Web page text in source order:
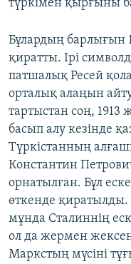
түркімен қырғыны
Бұлардың барлығын
қиратты. Ірі
патшалық Ресей
орталық алаңын
тартыстан соң,
басып алу кезінде
Түркістанның
Константин
орнатылған. Бұл
өткенде
мұнда Сталиннің
ол да жермен
Маркстың мүсіні